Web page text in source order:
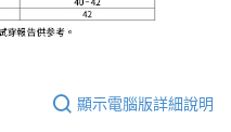
顯示電腦版詳細說明